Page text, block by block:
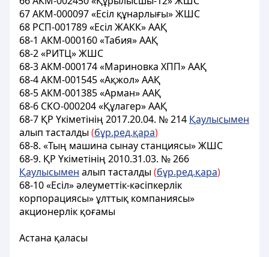
67 АКМ-000097 «Есіл құнарлығы» ЖШС
68 РСП-001789 «Есіл ЖАКК» ААҚ
68-1 АКМ-000160 «Табия» ААҚ
68-2 «РИТЦ» ЖШС
68-3 АКМ-000174 «Мариновка ХПП» ААҚ
68-4 АКМ-001545 «Ақжол» ААҚ
68-5 АКМ-001385 «Арман» ААҚ
68-6 СКО-000204 «Құлагер» ААҚ
68-7 ҚР Үкіметінің 2017.20.04. № 214 Қаулысымен
алып тасталды(бұр.ред.қара)
68-8. «Тың машина сынау станциясы» ЖШС
68-9. ҚР Үкіметінің 2010.31.03. № 266
Қаулысымен алып тасталды(бұр.ред.қара)
68-10 «Есіл» әлеуметтік-кәсіпкерлік
корпорациясы» ұлттық компаниясы»
акционерлік қоғамы
Астана қаласы